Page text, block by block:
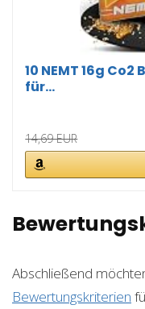
10 NEMT 16g
für...
14,69 EUR
Abschließend
Bewertungskriterien